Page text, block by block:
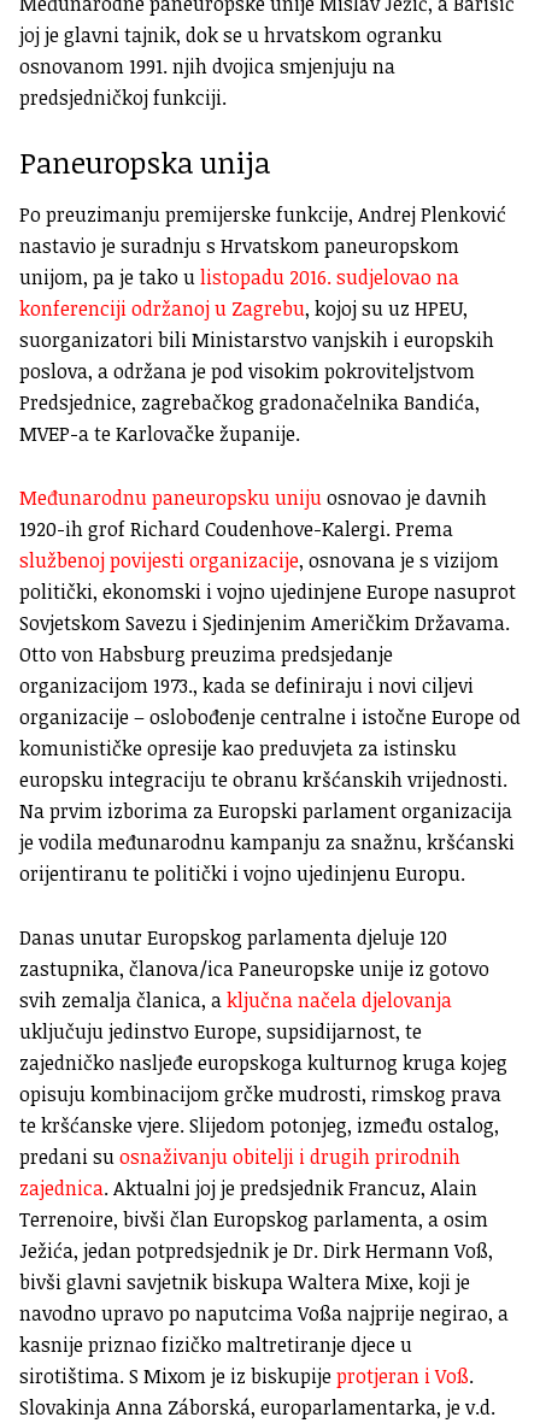
joj je glavni tajnik, dok se u hrvatskom ogranku
osnovanom 1991. njih dvojica smjenjuju na
predsjedničkoj funkciji.
Paneuropska unija
Po preuzimanju premijerske funkcije, Andrej Plenković
nastavio je suradnju s Hrvatskom paneuropskom
unijom, pa je tako ulistopadu 2016. sudjelovao na
konferenciji održanoj u Zagrebu, kojoj su uz HPEU,
suorganizatori bili Ministarstvo vanjskih i europskih
poslova, a održana je pod visokim pokroviteljstvom
Predsjednice, zagrebačkog gradonačelnika Bandića,
MVEP-a te Karlovačke županije.
Međunarodnu paneuropsku unijuosnovao je davnih
1920-ih grof Richard Coudenhove-Kalergi. Prema
službenoj povijesti organizacije, osnovana je s vizijom
politički, ekonomski i vojno ujedinjene Europe nasuprot
Sovjetskom Savezu i Sjedinjenim Američkim Državama.
Otto von Habsburg preuzima predsjedanje
organizacijom 1973., kada se definiraju i novi ciljevi
organizacije – oslobođenje centralne i istočne Europe od
komunističke opresije kao preduvjeta za istinsku
europsku integraciju te obranu kršćanskih vrijednosti.
Na prvim izborima za Europski parlament organizacija
je vodila međunarodnu kampanju za snažnu, kršćanski
orijentiranu te politički i vojno ujedinjenu Europu.
Danas unutar Europskog parlamenta djeluje 120
zastupnika, članova/ica Paneuropske unije iz gotovo
svih zemalja članica, aključna načela djelovanja
uključuju jedinstvo Europe, supsidijarnost, te
zajedničko nasljeđe europskoga kulturnog kruga kojeg
opisuju kombinacijom grčke mudrosti, rimskog prava
te kršćanske vjere. Slijedom potonjeg, između ostalog,
predani suosnaživanju obitelji i drugih prirodnih
zajednica. Aktualni joj je predsjednik Francuz, Alain
Terrenoire, bivši član Europskog parlamenta, a osim
Ježića, jedan potpredsjednik je Dr. Dirk Hermann Voß,
bivši glavni savjetnik biskupa Waltera Mixe, koji je
navodno upravo po naputcima Voßa najprije negirao, a
kasnije priznao fizičko maltretiranje djece u
sirotištima. S Mixom je iz biskupijeprotjeran i Voß.
Slovakinja Anna Záborská, europarlamentarka, je v.d.